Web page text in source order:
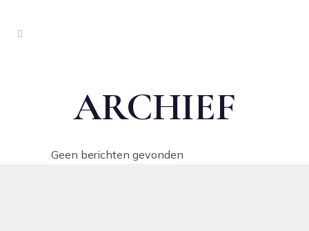
ARCHIEF
Geen berichten gevonden